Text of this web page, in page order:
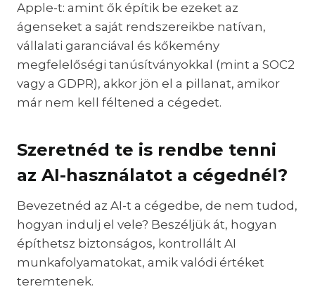
Apple-t: amint ők építik be ezeket az
ágenseket a saját rendszereikbe natívan,
vállalati garanciával és kőkemény
megfelelőségi tanúsítványokkal (mint a SOC2
vagy a GDPR), akkor jön el a pillanat, amikor
már nem kell féltened a cégedet.
Szeretnéd te is rendbe tenni
az AI-használatot a cégednél?
Bevezetnéd az AI-t a cégedbe, de nem tudod,
hogyan indulj el vele? Beszéljük át, hogyan
építhetsz biztonságos, kontrollált AI
munkafolyamatokat, amik valódi értéket
teremtenek.